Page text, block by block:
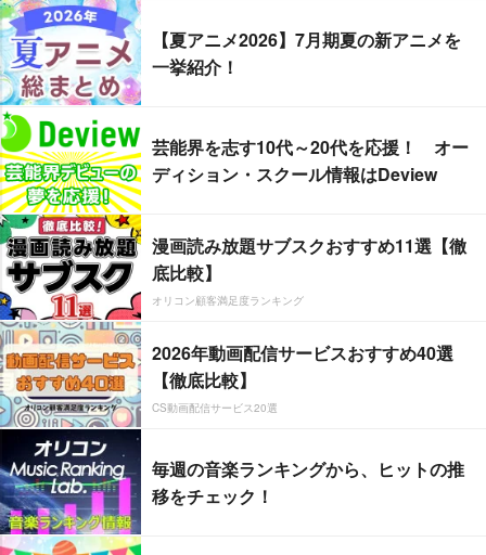
【夏アニメ2026】7月期夏の新アニメを
一挙紹介！
芸能界を志す10代～20代を応援！ オー
ディション・スクール情報はDeview
漫画読み放題サブスクおすすめ11選【徹
底比較】
オリコン顧客満足度ランキング
2026年動画配信サービスおすすめ40選
【徹底比較】
CS動画配信サービス20選
毎週の音楽ランキングから、ヒットの推
移をチェック！